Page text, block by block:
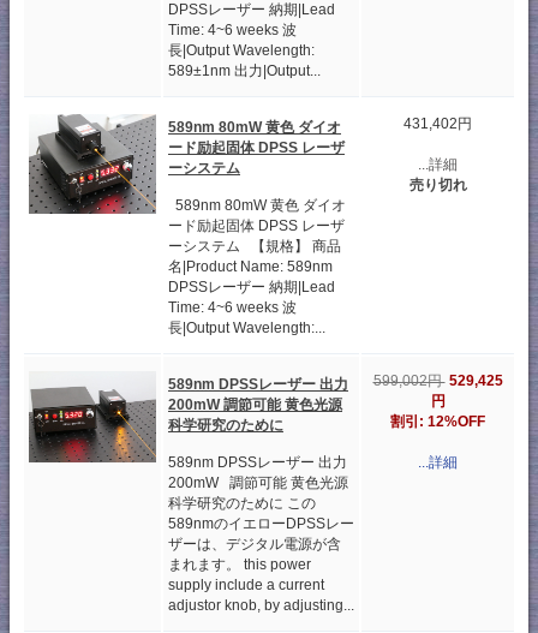
DPSSレーザー 納期|Lead
Time: 4~6 weeks 波
長|Output Wavelength:
589±1nm 出力|Output...
589nm 80mW 黄色 ダイオ
ード励起固体 DPSS レーザ
ーシステム
589nm 80mW 黄色 ダイオ
ード励起固体 DPSS レーザ
ーシステム 【規格】 商品
名|Product Name: 589nm
DPSSレーザー 納期|Lead
Time: 4~6 weeks 波
長|Output Wavelength:...
431,402円
...詳細
売り切れ
589nm DPSSレーザー 出力
200mW 調節可能 黄色光源
科学研究のために
589nm DPSSレーザー 出力
200mW 調節可能 黄色光源
科学研究のために この
589nmのイエローDPSSレー
ザーは、デジタル電源が含
まれます。 this power
supply include a current
adjustor knob, by adjusting...
599,002円 529,425
円
割引: 12%OFF
...詳細